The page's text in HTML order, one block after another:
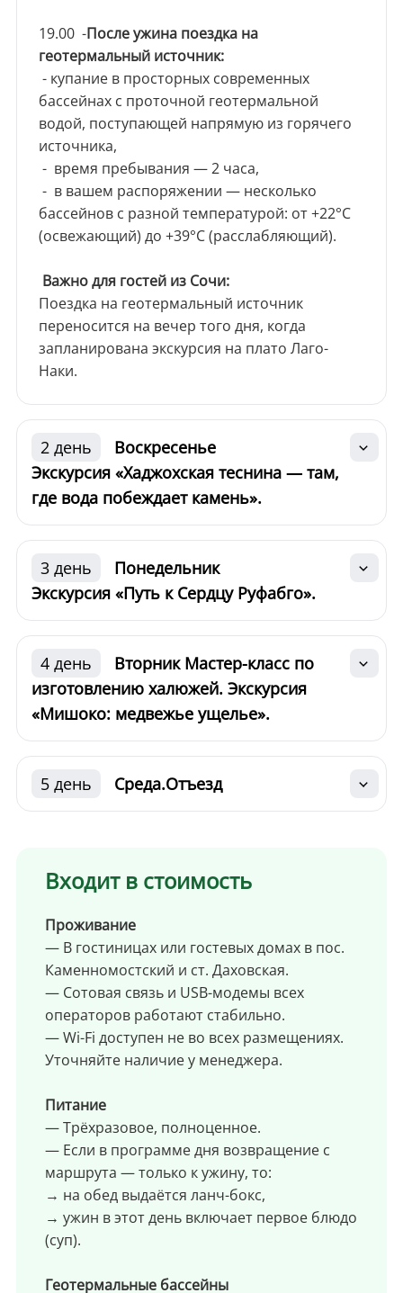
19.00 -После ужина поездка на
геотермальный источник:
- купание в просторных современных
бассейнах с проточной геотермальной
водой, поступающей напрямую из горячего
источника,
- время пребывания — 2 часа,
- в вашем распоряжении — несколько
бассейнов с разной температурой: от +22°C
(освежающий) до +39°C (расслабляющий).
Важно для гостей из Сочи:
Поездка на геотермальный источник
переносится на вечер того дня, когда
запланирована экскурсия на плато Лаго-
Наки.
2 день
Воскресенье
Экскурсия «Хаджохская теснина — там,
где вода побеждает камень».
3 день
Понедельник
Экскурсия «Путь к Сердцу Руфабго».
4 день
Вторник Мастер-класс по
изготовлению халюжей. Экскурсия
«Мишоко: медвежье ущелье».
5 день Среда.Отъезд
Входит в стоимость
Проживание
— В гостиницах или гостевых домах в пос.
Каменномостский и ст. Даховская.
— Сотовая связь и USB-модемы всех
операторов работают стабильно.
— Wi-Fi доступен не во всех размещениях.
Уточняйте наличие у менеджера.
Питание
— Трёхразовое, полноценное.
— Если в программе дня возвращение с
маршрута — только к ужину, то:
→ на обед выдаётся ланч-бокс,
→ ужин в этот день включает первое блюдо
(суп).
Геотермальные бассейны